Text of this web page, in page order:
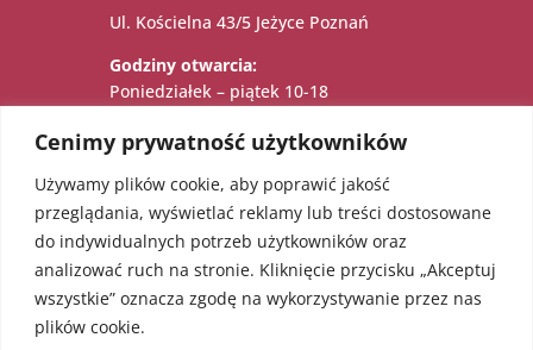
Cenimy prywatność użytkowników
Używamy plików cookie, aby poprawić jakość
przeglądania, wyświetlać reklamy lub treści dostosowane
do indywidualnych potrzeb użytkowników oraz
analizować ruch na stronie. Kliknięcie przycisku „Akceptuj
wszystkie” oznacza zgodę na wykorzystywanie przez nas
plików cookie.
Ul. Kościelna 43/5 Jeżyce Poznań
Godziny otwarcia:
Poniedziałek – piątek 10-18

Administratorem danych osobowych jest:
Katarzyna Sadowska – Karolczak prowadzący
działalność gospodarczą pod firmą EcoAngel
Katarzyna Sadowska – Karolczak pod adresem
os. Bolesława Chrobrego 36/18, 60-681
Poznań. NIP: 5451623303 REGON: 052241855